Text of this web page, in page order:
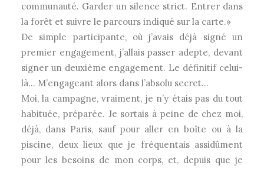
communauté. Garder un silence strict. Entrer dans
la forêt et suivre le parcours indiqué sur la carte.»
De simple participante, où j’avais déjà signé un
premier engagement, j’allais passer adepte, devant
signer un deuxième engagement. Le définitif celui-
là… M’engageant alors dans l’absolu secret…
Moi, la campagne, vraiment, je n’y étais pas du tout
habituée, préparée. Je sortais à peine de chez moi,
déjà, dans Paris, sauf pour aller en boîte ou à la
piscine, deux lieux que je fréquentais assidûment
pour les besoins de mon corps, et, depuis que je